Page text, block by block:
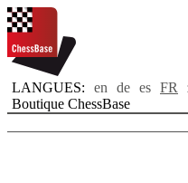
LANGUES: en de es FR
Boutique ChessBase